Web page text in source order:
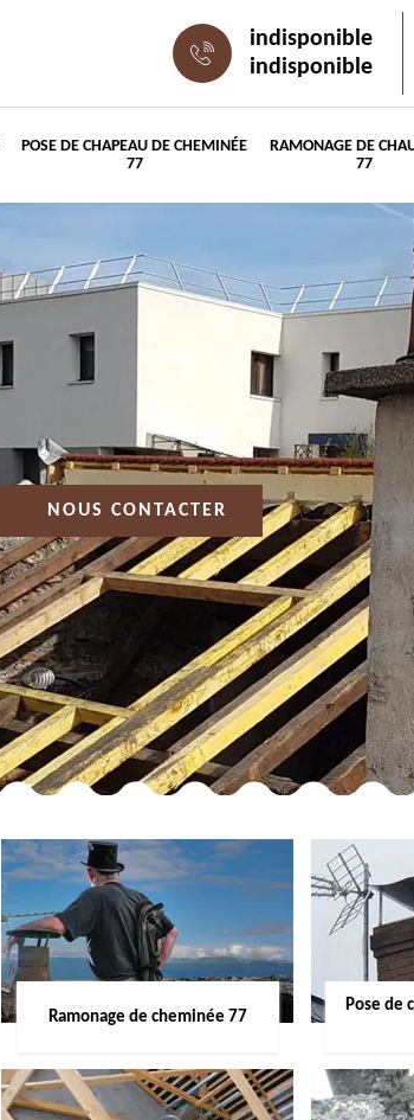
indisponible
indisponible
POSE DE CHAPEAU DE CHEMINÉE
77
RAMONAGE DE
77
NOUS CONTACTER
Ramonage de cheminée 77
Pose de